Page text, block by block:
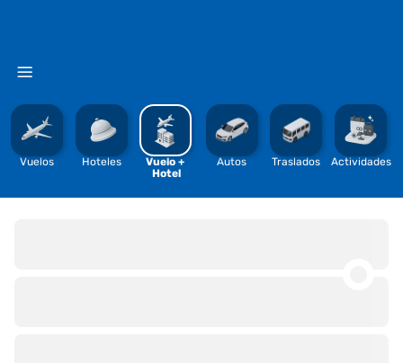
%
Vuelos Hoteles
Vuelo +
Hotel
Autos Traslados Actividades